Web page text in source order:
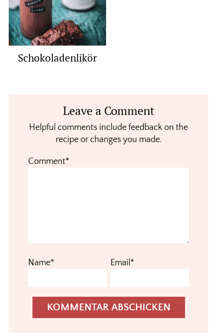
Schokoladenlikör
InteractionsLeave a Comment
Helpful comments include feedback on the
recipe or changes you made.
Comment*
Name* Email*